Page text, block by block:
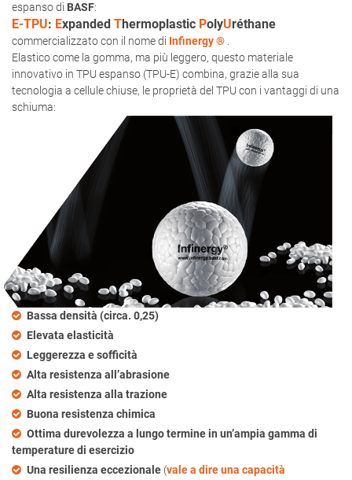
espanso di BASF:
E-TPU: Expanded Thermoplastic PolyUréthane
commercializzato con il nome di Infinergy ®
Elastico come la gomma, ma più leggero, questo materiale
innovativo in TPU espanso (TPU-E) combina, grazie alla sua
tecnologia a cellule chiuse, le proprietà del TPU con i vantaggi di una
schiuma:
Bassa densità (circa. 0,25)
Elevata elasticità
Leggerezza e sofficità
Alta resistenza all’abrasione
Alta resistenza alla trazione
Buona resistenza chimica
Ottima durevolezza a lungo termine in un’ampia gamma di
temperature di esercizio
Una resilienza eccezionale (vale a dire una capacità